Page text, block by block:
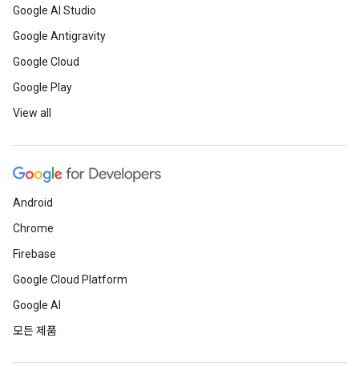
Google AI Studio
Google Antigravity
Google Cloud
Google Play
View all
Android
Chrome
Firebase
Google Cloud Platform
Google AI
모든 제품